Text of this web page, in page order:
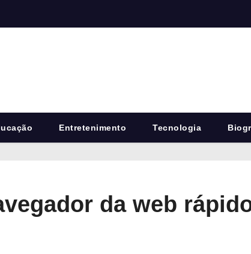
Entretenimento Tecnologia
da web